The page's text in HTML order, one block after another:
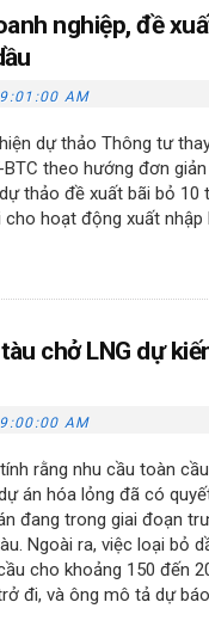
nghiệp, đề
AM
dự thảo Thông tư
theo hướng đơn
thảo đề xuất bãi bỏ
hoạt động xuất nhập
chở LNG dự
AM
rằng nhu cầu toàn
án hóa lỏng đã có
đang trong giai đoạn
Ngoài ra, việc loại bỏ
cho khoảng 150 đến
đi, và ông mô tả dự